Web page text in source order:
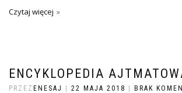
Czytaj więcej
ENCYKLOPEDIA
PRZEZ ENESAJ 22 MAJA 2018 BRAK